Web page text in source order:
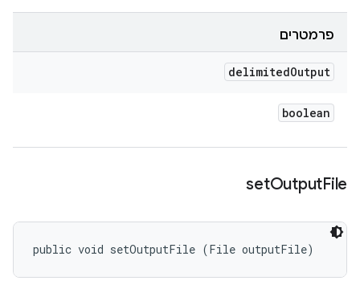
פרמטרים
delimitedOutput
boolean
setOutputFile
public void setOutputFile (File outputFile)